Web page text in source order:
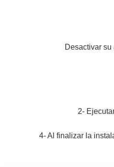
Desactivar
2-
4- Al finalizar la